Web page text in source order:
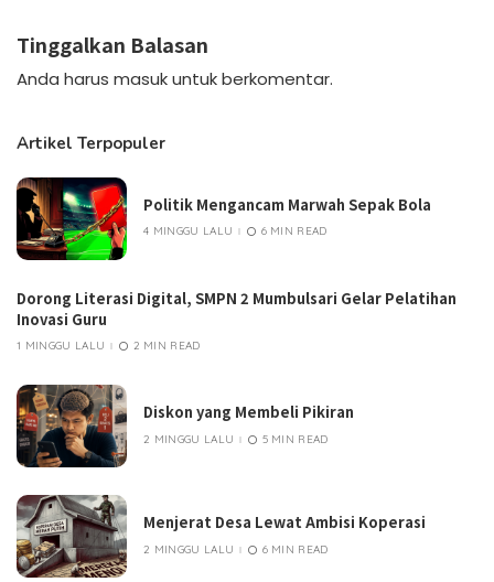
Tinggalkan Balasan
Anda harus masukuntuk berkomentar.
Artikel Terpopuler
Politik Mengancam Marwah Sepak Bola
4 MINGGU LALU 6 MIN READ
Dorong Literasi Digital, SMPN 2 Mumbulsari Gelar Pelatihan
Inovasi Guru
1 MINGGU LALU 2 MIN READ
Diskon yang Membeli Pikiran
2 MINGGU LALU 5 MIN READ
Menjerat Desa Lewat Ambisi Koperasi
2 MINGGU LALU 6 MIN READ